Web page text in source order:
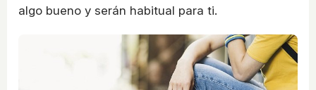
algo bueno y serán habitual para ti.